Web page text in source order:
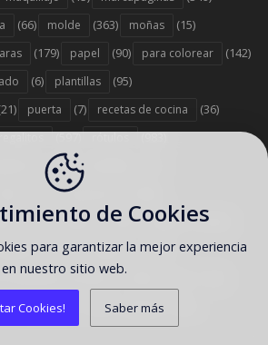
(66) molde (363) moñas (15)
(179) papel (90) para colorear (142)
(6) plantillas (95)
puerta (7) recetas de cocina (36)
(597) (983)
(743) servilletas
sorpresas
(67) stickers (263) tarjetas (2353)
(442) toppers (1358)
reposteria y postres
(7) wrappers (707) zapatos
de Cookies
para garantizar la mejor experiencia
en nuestro sitio web.
Cookies! Saber más